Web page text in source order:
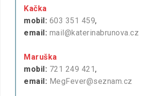
Kačka
mobil: 603 351 459,
email: mail@katerinabrunova.cz
Maruška
mobil: 721 249 421,
email: MegFever@seznam.cz